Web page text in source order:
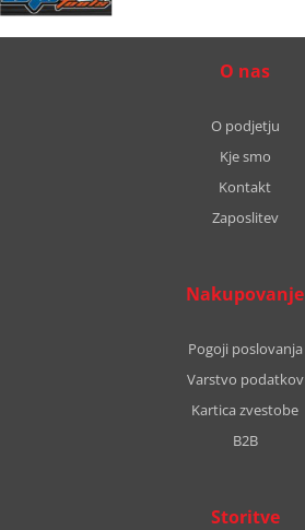
O nas
O podjetju
Kje smo
Kontakt
Zaposlitev
Nakupovanje
Pogoji poslovanja
Varstvo podatkov
Kartica zvestobe
B2B
Storitve